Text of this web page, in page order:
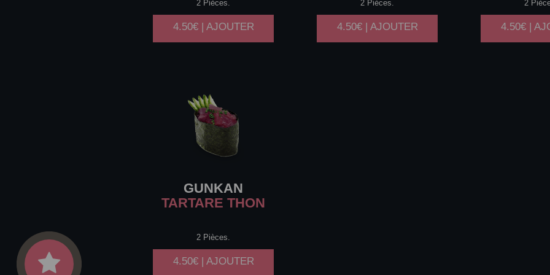
2 Pièces.
4.50€ | AJOUTER
2 Pièces.
4.50€ | AJOUTER
2
4.50€ |
GUNKAN
TARTARE THON
2 Pièces.
4.50€ | AJOUTER